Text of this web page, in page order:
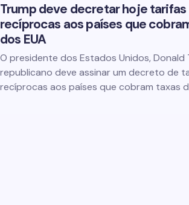
Trump deve decretar hoje tarifas
recíprocas aos países que
dos EUA
O presidente dos Estados Unidos, Donald
republicano deve assinar um decreto de
recíprocas aos países que cobram taxas